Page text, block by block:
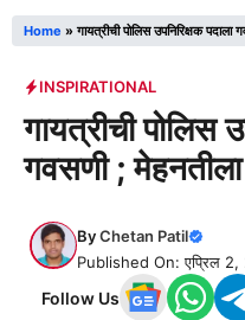
Home »गायत्रीची पोलिस उपनिरिक्षक
INSPIRATIONAL
गायत्रीची पोलिस
गवसणी ;
ByChetan Patil
Published On: एप्रिल
Follow Us